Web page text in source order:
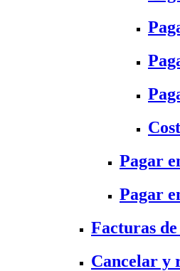
Pagar
Pagar
Facturas
Cancelar y